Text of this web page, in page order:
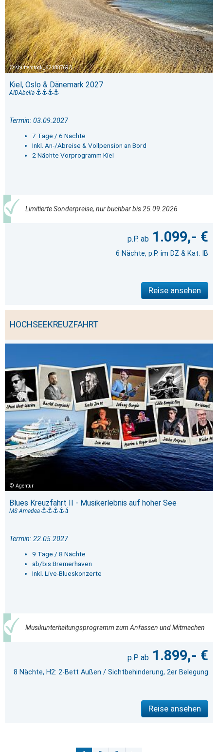
shutterstock_624887693
Kiel, Oslo & Dänemark 2027
AIDAbella
Termin: 03.09.2027
7 Tage / 6 Nächte
Inkl. An-/Abreise & Vollpension an Bord
2 Nächte Vorprogramm Kiel
Limitierte Sonderpreise, nur buchbar bis 25.09.2026
1.099,- €
6 Nächte, p.P. im DZ & Kat. IB
Reise ansehen
HOCHSEEKREUZFAHRT
Agentur
Blues Kreuzfahrt II - Musikerlebnis auf hoher See
MS Amadea
Termin: 22.05.2027
9 Tage / 8 Nächte
ab/bis Bremerhaven
Inkl. Live-Blueskonzerte
Musikunterhaltungsprogramm zum Anfassen und Mitmachen
1.899,- €
8 Nächte, H2: 2-Bett Außen / Sichtbehinderung, 2er Belegung
Reise ansehen